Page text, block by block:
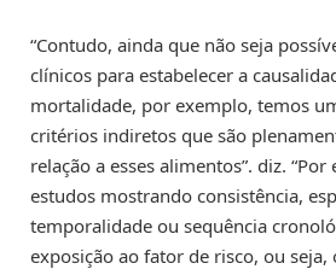
“Contudo, ainda que não seja
clínicos para estabelecer a
mortalidade, por exemplo, temos
critérios indiretos que são
relação a esses alimentos”. diz.
estudos mostrando consistência,
temporalidade ou sequência
exposição ao fator de risco, ou seja,